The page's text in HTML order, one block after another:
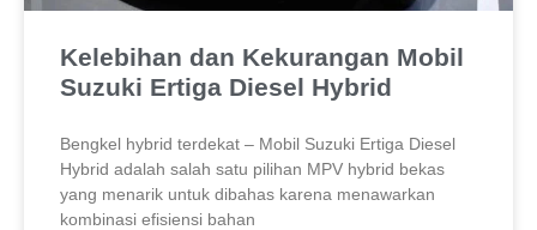
Kelebihan dan Kekurangan Mobil
Suzuki Ertiga Diesel Hybrid
Bengkel hybrid terdekat – Mobil Suzuki Ertiga Diesel
Hybrid adalah salah satu pilihan MPV hybrid bekas
yang menarik untuk dibahas karena menawarkan
kombinasi efisiensi bahan